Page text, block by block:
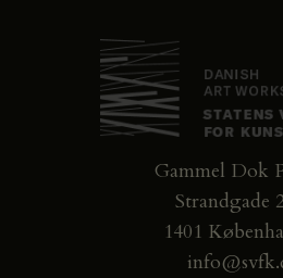
Gammel Dok
Strandgade
1401